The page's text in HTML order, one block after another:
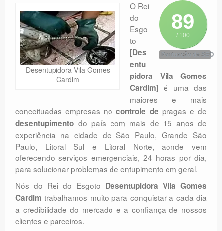
Galeria De Fotos
Orçamento
Comentários
89
/ 100
Pontuação de SEO
Desentupidora Vila Gomes
Cardim
O Rei
do
Esgo
to
[Des
entu
pidora Vila Gomes
Cardim] é uma das
maiores e mais
conceituadas empresas nocontrole de pragas e de
desentupimento do país com mais de 15 anos de
experiência na cidade de São Paulo, Grande São
Paulo, Litoral Sul e Litoral Norte, aonde vem
oferecendo serviços emergenciais, 24 horas por dia,
para solucionar problemas de entupimento em geral.
Nós do Rei do Esgoto Desentupidora Vila Gomes
Cardim trabalhamos muito para conquistar a cada dia
a credibilidade do mercado e a confiança de nossos
clientes e parceiros.